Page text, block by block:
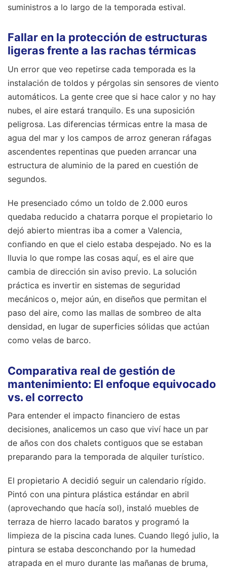
suministros a lo largo de la temporada estival.
Fallar en la protección de estructuras
ligeras frente a las rachas térmicas
Un error que veo repetirse cada temporada es la
instalación de toldos y pérgolas sin sensores de viento
automáticos. La gente cree que si hace calor y no hay
nubes, el aire estará tranquilo. Es una suposición
peligrosa. Las diferencias térmicas entre la masa de
agua del mar y los campos de arroz generan ráfagas
ascendentes repentinas que pueden arrancar una
estructura de aluminio de la pared en cuestión de
segundos.
He presenciado cómo un toldo de 2.000 euros
quedaba reducido a chatarra porque el propietario lo
dejó abierto mientras iba a comer a Valencia,
confiando en que el cielo estaba despejado. No es la
lluvia lo que rompe las cosas aquí, es el aire que
cambia de dirección sin aviso previo. La solución
práctica es invertir en sistemas de seguridad
mecánicos o, mejor aún, en diseños que permitan el
paso del aire, como las mallas de sombreo de alta
densidad, en lugar de superficies sólidas que actúan
como velas de barco.
Comparativa real de gestión de
mantenimiento: El enfoque equivocado
vs. el correcto
Para entender el impacto financiero de estas
decisiones, analicemos un caso que viví hace un par
de años con dos chalets contiguos que se estaban
preparando para la temporada de alquiler turístico.
El propietario A decidió seguir un calendario rígido.
Pintó con una pintura plástica estándar en abril
(aprovechando que hacía sol), instaló muebles de
terraza de hierro lacado baratos y programó la
limpieza de la piscina cada lunes. Cuando llegó julio, la
pintura se estaba desconchando por la humedad
atrapada en el muro durante las mañanas de bruma,